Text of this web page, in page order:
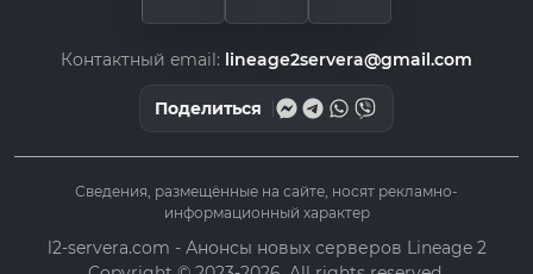
Контактный email: lineage2servera@gmail.com
Поделиться
Сведения, размещённые на сайте, носят рекламно-
информационный характер
l2-servera.com - Анонсы новых серверов Lineage 2